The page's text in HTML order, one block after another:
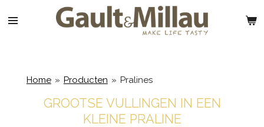
direct
Home » Producten » Pralines
GROOTSE VULLINGEN IN EEN
KLEINE PRALINE